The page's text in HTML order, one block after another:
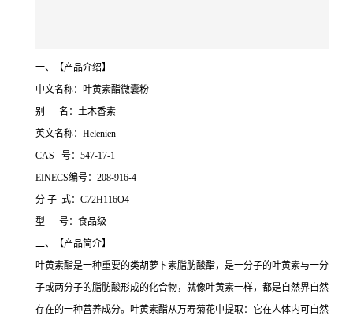
一、【产品介绍】
中文名称：叶黄素酯微囊粉
别 名：土木香素
英文名称：Helenien
CAS 号：547-17-1
EINECS编号：208-916-4
分 子 式：C72H116O4
型 号：食品级
二、【产品简介】
叶黄素酯是一种重要的类胡萝卜素脂肪酸酯，是一分子的叶黄素与一分
子或两分子的脂肪酸形成的化合物，就像叶黄素一样，都是自然界自然
存在的一种营养成分。叶黄素酯从万寿菊花中提取：它在人体内可自然